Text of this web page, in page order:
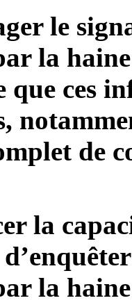
le
la
que ces
de
la
la